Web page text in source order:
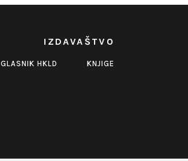
IZDAVAŠTVO
GLASNIK HKLD KNJIGE